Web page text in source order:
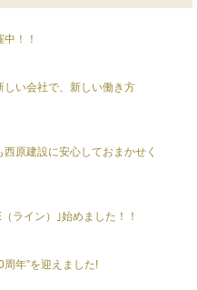
！！
しい会社で、新しい働き方
西原建設に安心しておまかせく
ライン）｣始めました！！
周年”を迎えました!